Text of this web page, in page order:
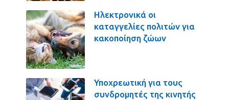
Ηλεκτρονικά οι
καταγγελίες πολιτών για
κακοποίηση ζώων
Υποχρεωτική για τους
συνδρομητές της κινητής